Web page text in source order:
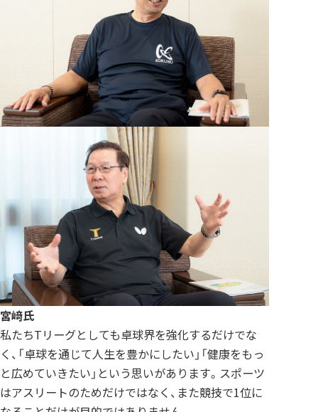
宮﨑氏
私たちTリーグとしても卓球界を強化するだけでな
く、「卓球を通じて人生を豊かにしたい」「健康をもっ
と広めていきたい」という思いがあります。スポーツ
はアスリートのためだけではなく、また競技で1位に